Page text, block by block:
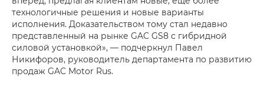
технологичные решения и новые варианты
исполнения. Доказательством тому стал недавно
представленный на рынке GAC GS8 с гибридной
силовой установкой», — подчеркнул Павел
Никифоров, руководитель департамента по развитию
продаж GAC Motor Rus.